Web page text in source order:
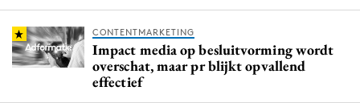
CONTENTMARKETING
Impact media op besluitvorming wordt
overschat, maar pr blijkt opvallend
effectief